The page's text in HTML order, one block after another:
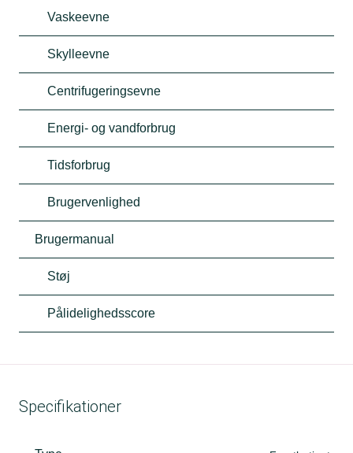
Vaskeevne
Skylleevne
Centrifugeringsevne
Energi- og vandforbrug
Tidsforbrug
Brugervenlighed
Brugermanual
Støj
Pålidelighedsscore
Specifikationer